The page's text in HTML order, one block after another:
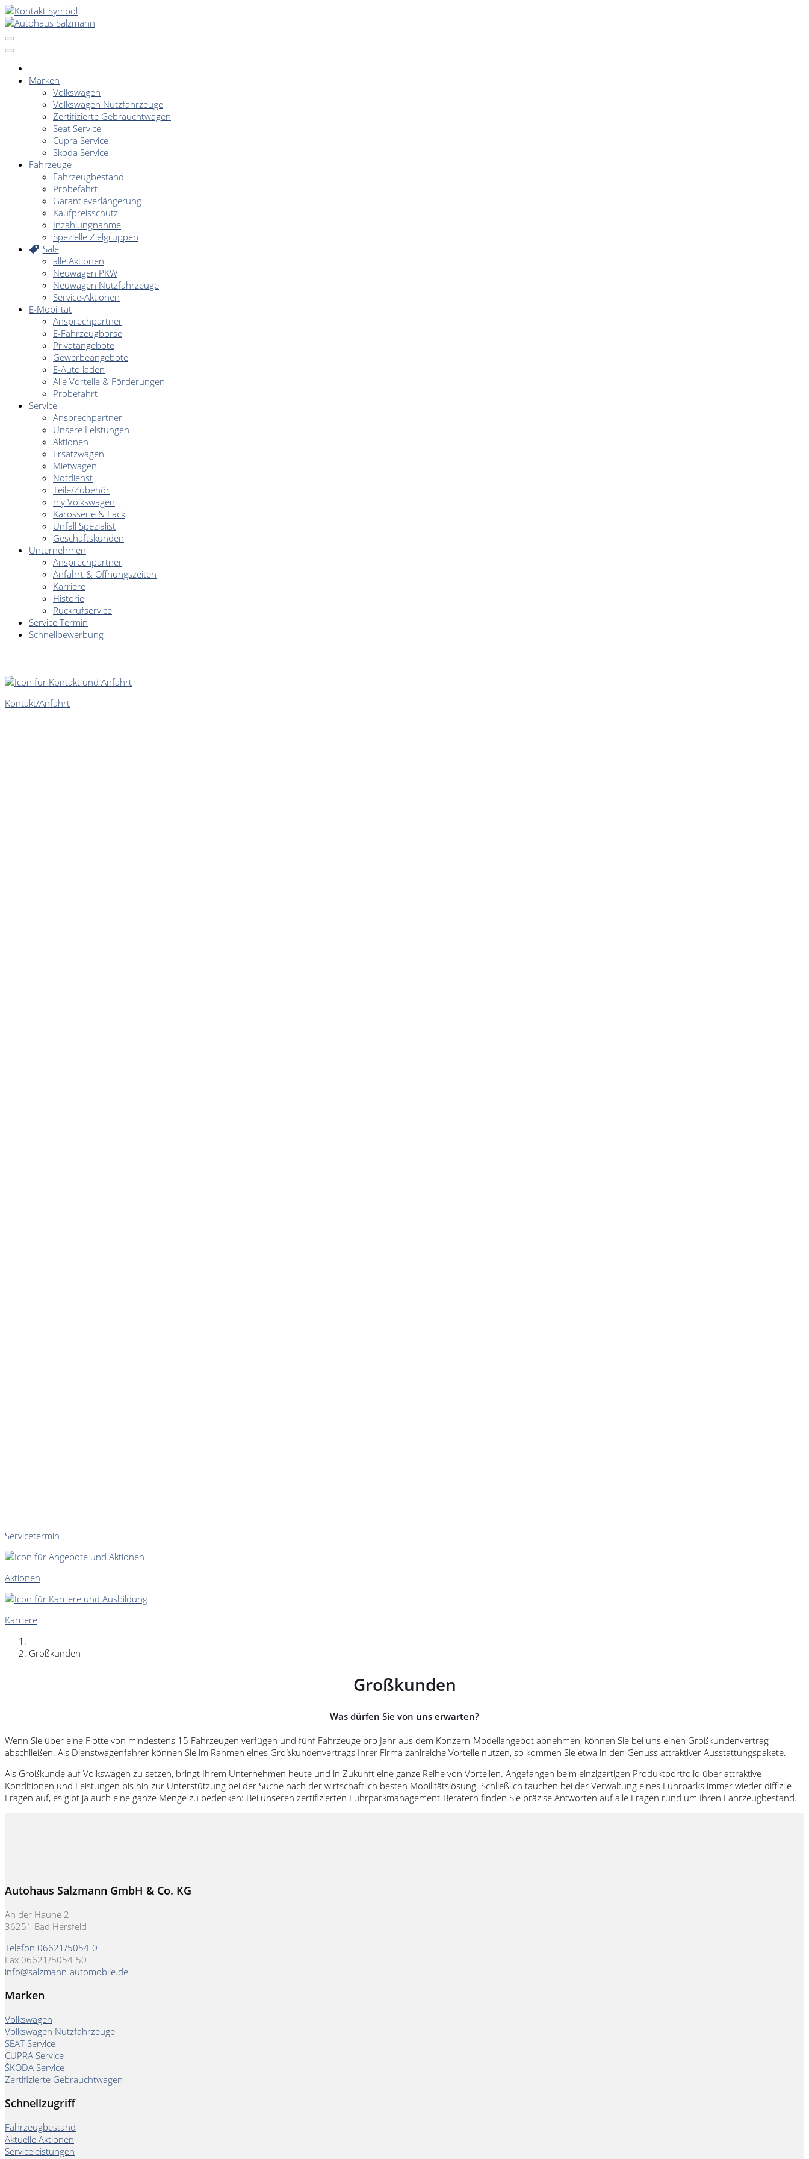
Marken
Volkswagen
Volkswagen Nutzfahrzeuge
Zertifizierte Gebrauchtwagen
Seat Service
Cupra Service
Skoda Service
Fahrzeuge
Fahrzeugbestand
Probefahrt
Garantieverlängerung
Kaufpreisschutz
Inzahlungnahme
Spezielle Zielgruppen
Sale
alle Aktionen
Neuwagen PKW
Neuwagen Nutzfahrzeuge
Service-Aktionen
E-Mobilität
Ansprechpartner
E-Fahrzeugbörse
Privatangebote
Gewerbeangebote
E-Auto laden
Alle Vorteile & Förderungen
Probefahrt
Service
Ansprechpartner
Unsere Leistungen
Aktionen
Ersatzwagen
Mietwagen
Notdienst
Teile/Zubehör
my Volkswagen
Karosserie & Lack
Unfall Spezialist
Geschäftskunden
Unternehmen
Ansprechpartner
Anfahrt & Öffnungszeiten
Karriere
Historie
Rückrufservice
Service Termin
Schnellbewerbung
Kontakt/Anfahrt
Servicetermin
Aktionen
Karriere
Großkunden
Großkunden
Was dürfen Sie von uns erwarten?
Wenn Sie über eine Flotte von mindestens 15 Fahrzeugen verfügen und fünf Fahrzeuge pro Jahr aus dem Konzern-Modellangebot abnehmen, können Sie bei uns einen Großkundenvertrag
abschließen. Als Dienstwagenfahrer können Sie im Rahmen eines Großkundenvertrags Ihrer Firma zahlreiche Vorteile nutzen, so kommen Sie etwa in den Genuss attraktiver Ausstattungspakete.
Als Großkunde auf Volkswagen zu setzen, bringt Ihrem Unternehmen heute und in Zukunft eine ganze Reihe von Vorteilen. Angefangen beim einzigartigen Produktportfolio über attraktive
Konditionen und Leistungen bis hin zur Unterstützung bei der Suche nach der wirtschaftlich besten Mobilitätslösung. Schließlich tauchen bei der Verwaltung eines Fuhrparks immer wieder diffizile
Fragen auf, es gibt ja auch eine ganze Menge zu bedenken: Bei unseren zertifizierten Fuhrparkmanagement-Beratern finden Sie präzise Antworten auf alle Fragen rund um Ihren Fahrzeugbestand.
Autohaus Salzmann GmbH & Co. KG
An der Haune 2
36251 Bad Hersfeld
Telefon 06621/5054-0
Fax 06621/5054-50
info@salzmann-automobile.de
Marken
Volkswagen
Volkswagen Nutzfahrzeuge
SEAT Service
CUPRA Service
ŠKODA Service
Zertifizierte Gebrauchtwagen
Schnellzugriff
Fahrzeugbestand
Aktuelle Aktionen
Serviceleistungen